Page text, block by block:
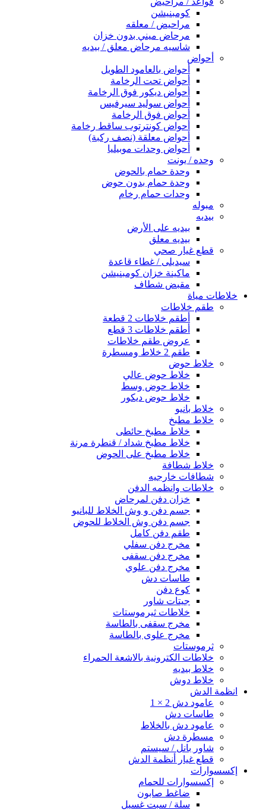
كومبنيشن
مراحيض / معلقه
مرحاض ميني بدون خزان
شاسيه مرحاض معلق / بيديه
أحواض
أحواض بالعامود الطويل
أحواض تحت الرخامة
أحواض ديكور فوق الرخامة
أحواض سوليد سيرفيس
أحواض فوق الرخامة
أحواض كونترتوب ساقط رخامة
أحواض معلقة (نصف ركبة)
أحواض وحدات موبيليا
وحده / يونت
وحدة حمام بالحوض
وحدة حمام بدون حوض
وحدات حمام رخام
مبوله
بيديه
بيديه على الأرض
بيديه معلق
قطع غيار صحي
سيديلى / غطاء قاعدة
ماكينة خزان كومبنيشن
مقبض شطاف
خلاطات مياة
طقم خلاطات
أطقم خلاطات 2 قطعة
أطقم خلاطات 3 قطع
عروض طقم خلاطات
طقم 2 خلاط ومسطرة
خلاط حوض
خلاط حوض عالي
خلاط حوض وسط
خلاط حوض ديكور
خلاط بانيو
خلاط مطبخ
خلاط مطبخ حائطى
خلاط مطبخ شداد / قنطرة مرنة
خلاط مطبخ على الحوض
خلاط شطافة
شطافات خارجيه
خلاطات وانظمه الدفن
خزان دفن لمرحاض
جسم دفن و وش الخلاط للبانيو
جسم دفن وش الخلاط للحوض
طقم دفن كامل
مخرج دفن سفلي
مخرج دفن سقفى
مخرج دفن علوي
طاسات دش
كوع دفن
جيتات شاور
خلاطات ثيرموستات
مخرج سقفى بالطاسة
مخرج علوى بالطاسة
ثرموستات
خلاطات الكترونية بالاشعة الحمراء
خلاط بيديه
خلاط دوش
انظمة الدش
عامود دش 2 × 1
طاسات دش
عامود دش بالخلاط
مسطرة دش
شاور بانل / سيستم
قطع غيار أنظمة الدش
إكسسوارات
إكسسوارات للحمام
ضاغط صابون
سلة / سبت غسيل